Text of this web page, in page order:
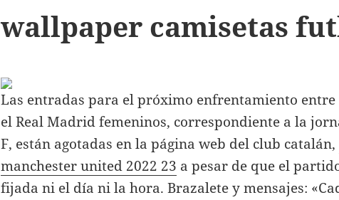
wallpaper camisetas
Las entradas para el próximo enfrentamiento entre
el Real Madrid femeninos, correspondiente a la
F, están agotadas en la página web del club catalán,
manchester united 2022 23 a pesar de que el
fijada ni el día ni la hora. Brazalete y mensajes: